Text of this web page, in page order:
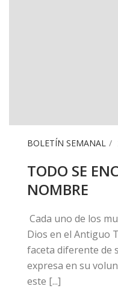
BOLETÍN SEMANAL
​​TODO SE
NOMBRE
Cada uno de los
Dios en el Antiguo
faceta diferente de
expresa en su
este [...]